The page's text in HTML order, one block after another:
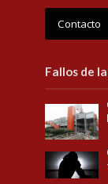
Contacto
Fallos de